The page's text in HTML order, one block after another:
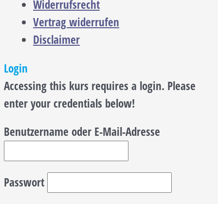
Widerrufsrecht
Vertrag widerrufen
Disclaimer
Login
Accessing this kurs requires a login. Please
enter your credentials below!
Benutzername oder E-Mail-Adresse
Passwort